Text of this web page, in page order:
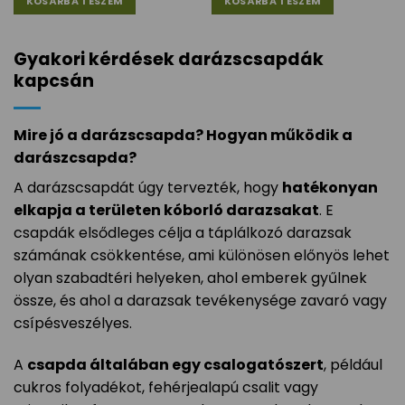
Gyakori kérdések darázscsapdák
kapcsán
Mire jó a darázscsapda? Hogyan működik a
darászcsapda?
A darázscsapdát úgy tervezték, hogy hatékonyan
elkapja a területen kóborló darazsakat. E
csapdák elsődleges célja a táplálkozó darazsak
számának csökkentése, ami különösen előnyös lehet
olyan szabadtéri helyeken, ahol emberek gyűlnek
össze, és ahol a darazsak tevékenysége zavaró vagy
csípésveszélyes.
A csapda általában egy csalogatószert, például
cukros folyadékot, fehérjealapú csalit vagy